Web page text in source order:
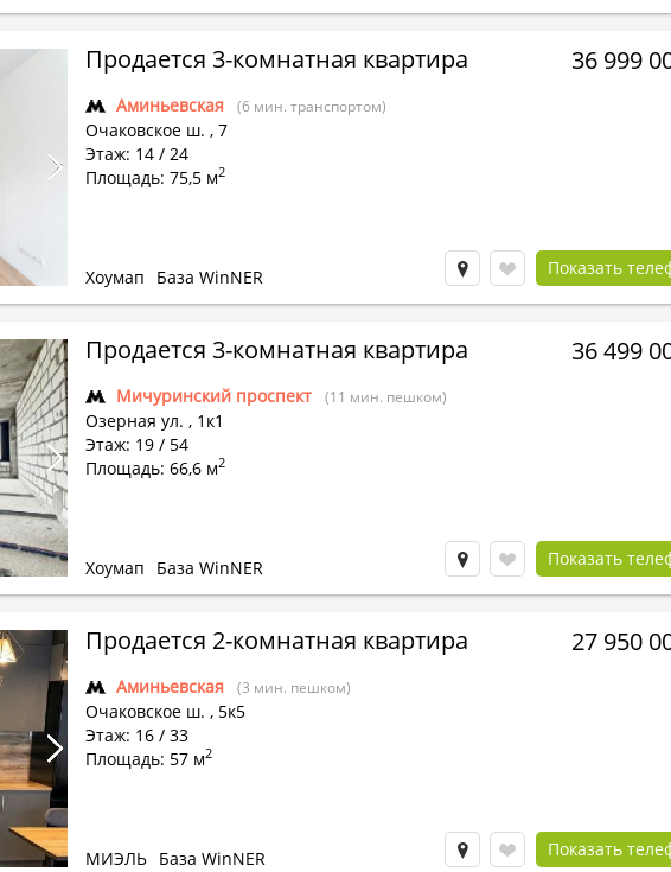
Продается 3-комнатная квартира
Аминьевская (6 мин. транспортом)
Очаковское ш. , 7
Этаж: 14 / 24
Площадь: 75,5 м2
36 999
Хоумап База WinNER Показать
Продается 3-комнатная квартира
Мичуринский проспект (11 мин. пешком)
Озерная ул. , 1к1
Этаж: 19 / 54
Площадь: 66,6 м2
36 499
Хоумап База WinNER Показать
Продается 2-комнатная квартира
Аминьевская (3 мин. пешком)
Очаковское ш. , 5к5
Этаж: 16 / 33
Площадь: 57 м2
27 950
МИЭЛЬ База WinNER Показать